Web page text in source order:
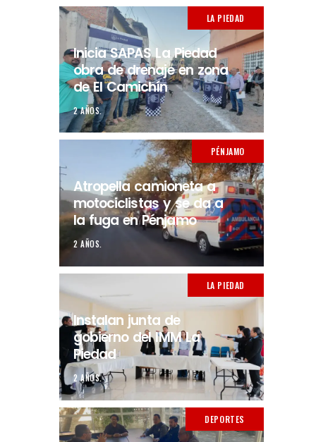
LA PIEDAD
Inicia SAPAS La Piedad
obra de drenaje en zona
de El Camichín
2 AÑOS.
PÉNJAMO
Atropella camioneta a
motociclistas y se da a
la fuga en Pénjamo
2 AÑOS.
LA PIEDAD
Instalan junta de
gobierno del IMM La
Piedad
2 AÑOS.
DEPORTES